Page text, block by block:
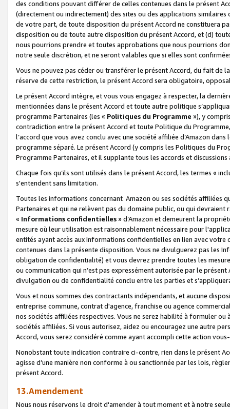
des conditions pouvant différer de celles contenues dans le présent
(directement ou indirectement) des sites ou des applications
de votre part, de toute disposition du présent Accord ne constituera
disposition ou de toute autre disposition du présent Accord, et (d)
nous pourrions prendre et toutes approbations que nous pourrions
notre seule discrétion, et ne seront valables que si elles sont
Vous ne pouvez pas céder ou transférer le présent Accord, du fait de
réserve de cette restriction, le présent Accord sera obligatoire,
Le présent Accord intègre, et vous vous engagez à respecter, la
mentionnées dans le présent Accord et toute autre politique
programme Partenaires (les « Politiques du Programme »), y
contradiction entre le présent Accord et toute Politique du
l’accord que vous avez conclu avec une société affiliée d’Amazon
programme séparé. Le présent Accord (y compris les Politiques du
Programme Partenaires, et il supplante tous les accords et discussions
Chaque fois qu’ils sont utilisés dans le présent Accord, les termes «
s'entendent sans limitation.
Toutes les informations concernant Amazon ou ses sociétés affiliées
Partenaires et qui ne relèvent pas du domaine public, ou qui
« Informations confidentielles» d’Amazon et demeurent la
mesure où leur utilisation est raisonnablement nécessaire pour
entités ayant accès aux Informations confidentielles en lien avec
contenues dans la présente disposition. Vous ne divulguerez pas les
obligation de confidentialité) et vous devrez prendre toutes les
ou communication qui n’est pas expressément autorisée par le
divulgation ou de confidentialité conclu entre les parties et
Vous et nous sommes des contractants indépendants, et aucune
entreprise commune, contrat d'agence, franchise ou agence
nos sociétés affiliées respectives. Vous ne serez habilité à formuler
sociétés affiliées. Si vous autorisez, aidez ou encouragez une autre
Accord, vous serez considéré comme ayant accompli cette action
Nonobstant toute indication contraire ci-contre, rien dans le présent
agisse d’une manière non conforme à ou sanctionnée par les lois,
présent Accord.
13.Amendement
Nous nous réservons le droit d'amender à tout moment et à notre